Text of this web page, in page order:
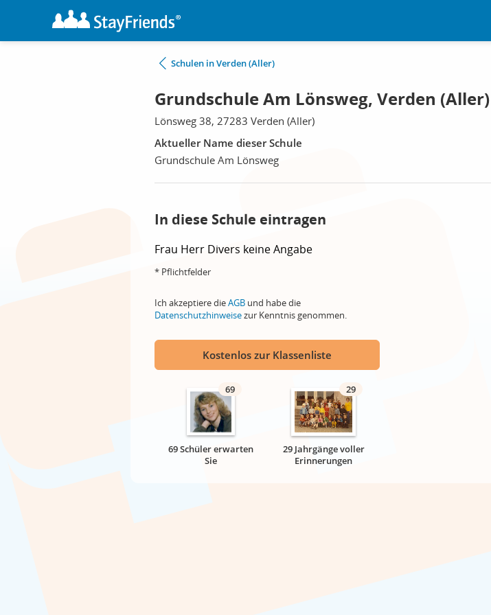
Schulen in Verden (Aller)
Grundschule Am Lönsweg, Verden (Aller)
Lönsweg 38, 27283 Verden (Aller)
Aktueller Name dieser Schule
Grundschule Am Lönsweg
In diese Schule eintragen
Frau Herr Divers keine Angabe
* Pflichtfelder
Ich akzeptiere dieAGB und habe die
Datenschutzhinweisezur Kenntnis genommen.
Kostenlos zur Klassenliste
69
69 Schüler erwarten
Sie
29
29 Jahrgänge voller
Erinnerungen